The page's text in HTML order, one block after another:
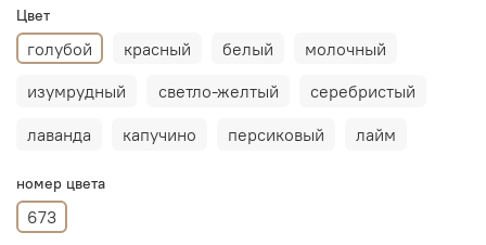
Цвет
голубой красный белый
молочный
изумрудный
светло-желтый
серебристый
лаванда
капучино персиковый лайм
номер цвета
673